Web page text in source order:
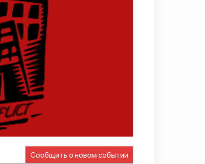
Сообщить о новом событии